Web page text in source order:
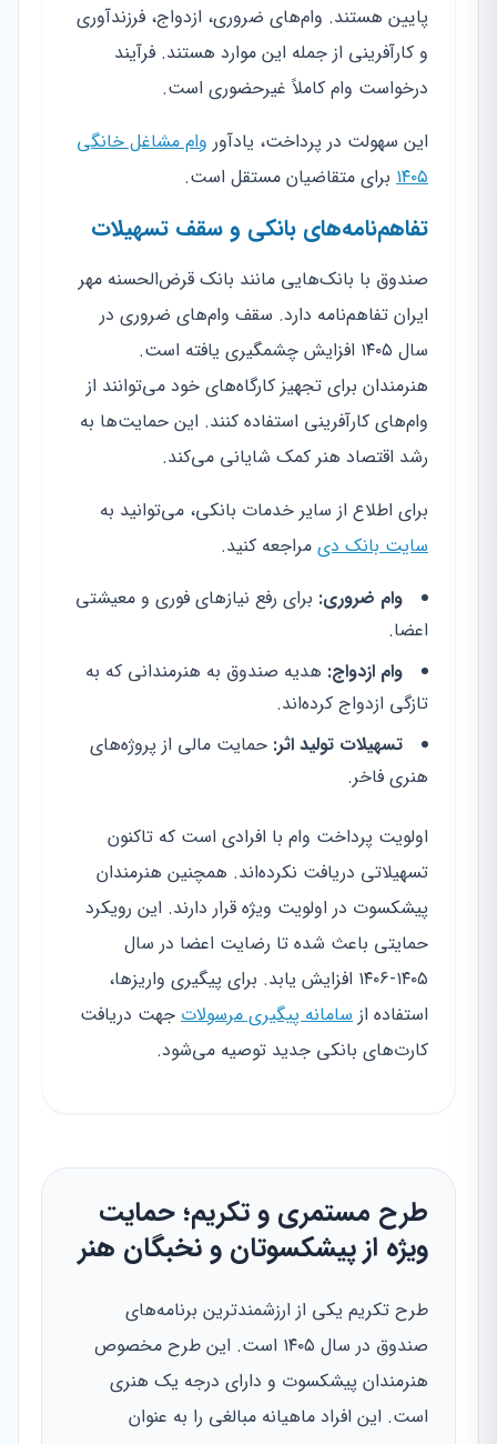
پایین هستند. وام‌های ضروری، ازدواج، فرزندآوری
و کارآفرینی از جمله این موارد هستند. فرآیند
درخواست وام کاملاً غیرحضوری است.
این سهولت در پرداخت، یادآور وام مشاغل خانگی
۱۴۰۵ برای متقاضیان مستقل است.
تفاهم‌نامه‌های بانکی و سقف تسهیلات
صندوق با بانک‌هایی مانند بانک قرض‌الحسنه مهر
ایران تفاهم‌نامه دارد. سقف وام‌های ضروری در
سال ۱۴۰۵ افزایش چشمگیری یافته است.
هنرمندان برای تجهیز کارگاه‌های خود می‌توانند از
وام‌های کارآفرینی استفاده کنند. این حمایت‌ها به
رشد اقتصاد هنر کمک شایانی می‌کند.
برای اطلاع از سایر خدمات بانکی، می‌توانید به
سایت بانک دی مراجعه کنید.
وام ضروری: برای رفع نیازهای فوری و معیشتی
اعضا.
وام ازدواج: هدیه صندوق به هنرمندانی که به
تازگی ازدواج کرده‌اند.
تسهیلات تولید اثر: حمایت مالی از پروژه‌های
هنری فاخر.
اولویت پرداخت وام با افرادی است که تاکنون
تسهیلاتی دریافت نکرده‌اند. همچنین هنرمندان
پیشکسوت در اولویت ویژه قرار دارند. این رویکرد
حمایتی باعث شده تا رضایت اعضا در سال
۱۴۰۵-۱۴۰۶ افزایش یابد. برای پیگیری واریزها،
استفاده از سامانه پیگیری مرسولات جهت دریافت
کارت‌های بانکی جدید توصیه می‌شود.
طرح مستمری و تکریم؛ حمایت
ویژه از پیشکسوتان و نخبگان هنر
طرح تکریم یکی از ارزشمندترین برنامه‌های
صندوق در سال ۱۴۰۵ است. این طرح مخصوص
هنرمندان پیشکسوت و دارای درجه یک هنری
است. این افراد ماهیانه مبالغی را به عنوان